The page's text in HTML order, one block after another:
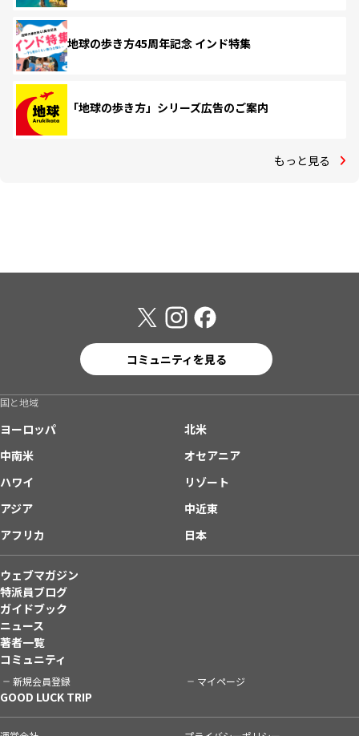
地球の歩き方45周年記念 インド特集
「地球の歩き方」シリーズ広告のご案内
もっと見る
コミュニティを見る
国と地域
ヨーロッパ
北米
中南米
オセアニア
ハワイ
リゾート
アジア
中近東
アフリカ
日本
ウェブマガジン
特派員ブログ
ガイドブック
ニュース
著者一覧
コミュニティ
新規会員登録 マイページ
GOOD LUCK TRIP